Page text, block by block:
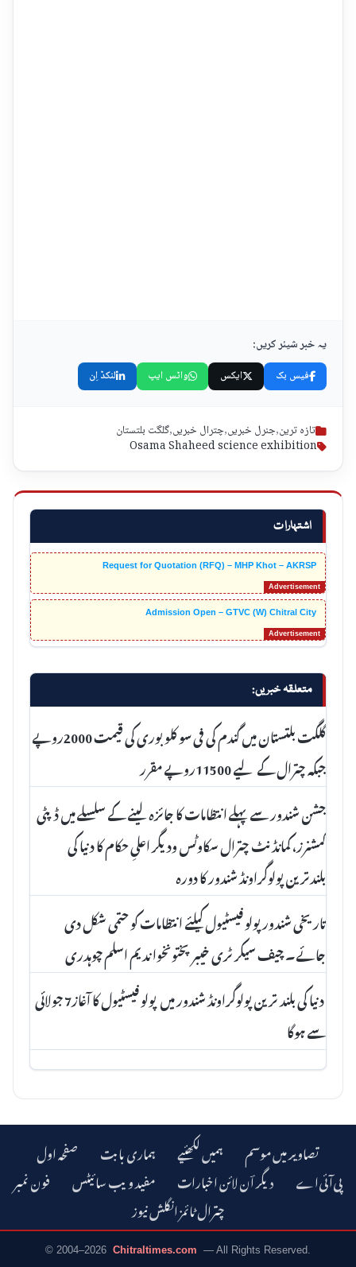
اشتہارات
Request for Quotation (RFQ) – MHP Khot – AKRSP
Admission Open – GTVC (W) Chitral City
متعلقہ خبریں:
گلگت بلتستان میں گندم کی فی سو کلو بوری کی قیمت 2000روپے
جبکہ چترال کے لیے 11500روپے مقرر
جشن شندور سے پہلے انتظامات کا جائزہ لینے کے سلسلے میں ڈپٹی
کمشنرز، کمانڈنٹ چترال سکاوٹس ودیگر اعلیِ حکام کا دنیا کی
بلندترین پولوگراونڈ شندور کا دورہ
تاریخی شندور پولو فیسٹیول کیلئے انتظامات کو حتمی شکل دی
جائے۔ چیف سیکرٹری خیبرپختونخوا ندیم اسلم چوہدری
دنیا کی بلند ترین پولوگراونڈ شندور میں پولو فیسٹیول کا آغاز7 جولائی
سے ہوگا
یہ خبر شیئر کریں:
فیس بک ایکس واٹس ایپ لنکڈ اِن
تازہ ترین,جنرل خبریں,چترال خبریں,گلگت بلتستان
Osama Shaheed science exhibition
صفحہ اول ہماری بابت ہمیں لکھئیے
تصاویر میں موسم
فون نمبر
مفید ویب سائیٹس دیگر اؔن لائن اخبارات
چترال ٹائمز انگلش نیوز
© 2004–2026 Chitraltimes.com — All Rights Reserved.